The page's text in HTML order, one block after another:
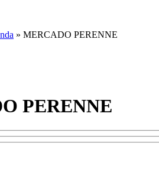
» MERCADO PERENNE
PERENNE